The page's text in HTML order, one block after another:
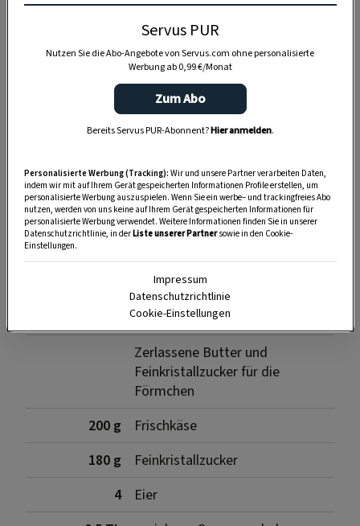
Zutaten
geschälte Mandeln
Pistazienkerne
Zerlassene Butter und
Feinkristallzucker für die
Förmchen
200 g
Frischkäse
180 g
Feinkristallzucker
4
Eier
Servus PUR
Nutzen Sie die Abo-Angebote von Servus.com ohne personalisierte
Werbung ab 0,99 €/Monat
Zum Abo
Bereits Servus PUR-Abonnent?Hier anmelden.
Personalisierte Werbung (Tracking): Wir und unsere Partner verarbeiten Daten,
indem wir mit auf Ihrem Gerät gespeicherten Informationen Profile erstellen, um
personalisierte Werbung auszuspielen. Wenn Sie ein werbe– und trackingfreies Abo
nutzen, werden von uns keine auf Ihrem Gerät gespeicherten Informationen für
personalisierte Werbung verwendet. Weitere Informationen finden Sie in unserer
Datenschutzrichtlinie, in derListe unserer Partnersowie in den Cookie-
Einstellungen.
Impressum
Datenschutzrichtlinie
Cookie-Einstellungen